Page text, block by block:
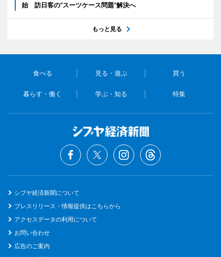
始 訪日客の“スーツケース問題”解決へ
もっと見る
食べる 見る・遊ぶ 買う
暮らす・働く 学ぶ・知る 特集
シブヤ経済新聞について
プレスリリース・情報提供はこちらから
アクセスデータの利用について
お問い合わせ
広告のご案内